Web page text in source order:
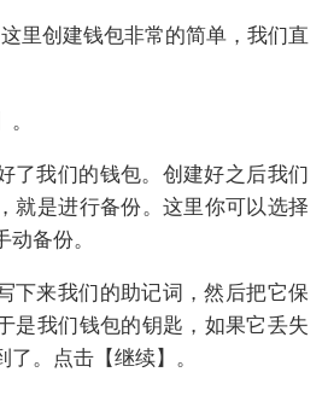
里创建钱包非常的简单，我们直
了我们的钱包。创建好之后我们
就是进行备份。这里你可以选择
备份。
下来我们的助记词，然后把它保
是我们钱包的钥匙，如果它丢失
。点击【继续】。